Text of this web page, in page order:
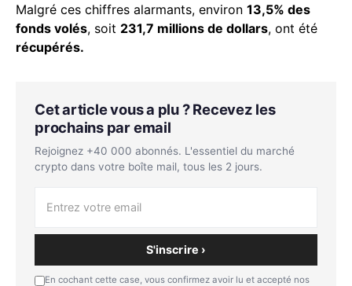
Malgré ces chiffres alarmants, environ 13,5% des
fonds volés, soit 231,7 millions de dollars, ont été
récupérés.
Cet article vous a plu ? Recevez les
prochains par email
Rejoignez +40 000 abonnés. L'essentiel du marché
crypto dans votre boîte mail, tous les 2 jours.
S'inscrire ›
En cochant cette case, vous confirmez avoir lu et accepté nos